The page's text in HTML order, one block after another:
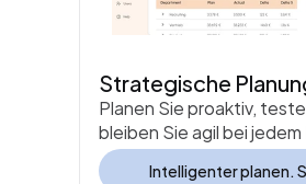
Strategische
Planen Sie proaktiv,
bleiben Sie agil bei
Budgetszenario.
Intelligenter planen.